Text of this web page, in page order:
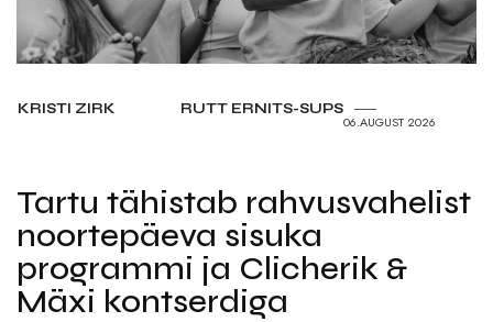
KRISTI ZIRK RUTT ERNITS-SUPS
06.AUGUST 2026
Tartu tähistab rahvusvahelist
noortepäeva sisuka
programmi ja Clicherik &
Mäxi kontserdiga